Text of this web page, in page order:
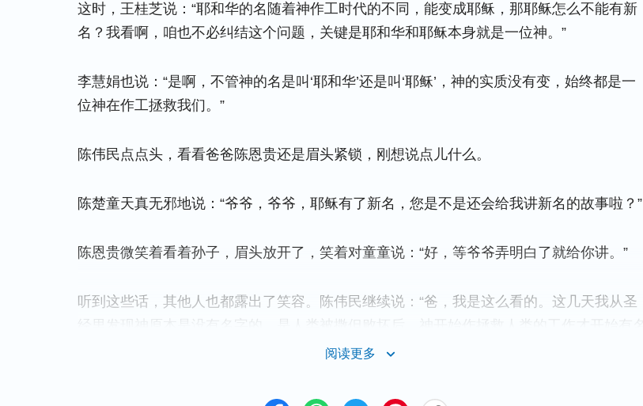
这时，王桂芝说：“耶和华的名随着神作工时代的不同，能变成耶稣，那耶稣怎么不能有新
名？我看啊，咱也不必纠结这个问题，关键是耶和华和耶稣本身就是一位神。”
李慧娟也说：“是啊，不管神的名是叫‘耶和华’还是叫‘耶稣’，神的实质没有变，始终都是一
位神在作工拯救我们。”
陈伟民点点头，看看爸爸陈恩贵还是眉头紧锁，刚想说点儿什么。
陈楚童天真无邪地说：“爷爷，爷爷，耶稣有了新名，您是不是还会给我讲新名的故事啦？”
陈恩贵微笑着看着孙子，眉头放开了，笑着对童童说：“好，等爷爷弄明白了就给你讲。”
听到这些话，其他人也都露出了笑容。陈伟民继续说：“爸，我是这么看的。这几天我从圣
字的。也就是说‘耶和华’这名，是神带领以色列人出埃及时有的。当时，摩西对神说：‘我到
名字？”我要对他们说什么呢？’（出3：13）神回答摩西说：‘
阅读更多